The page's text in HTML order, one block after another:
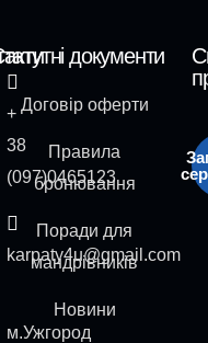
+
38
(097)0465123
karpaty4u@gmail.com
м.Ужгород
документи
Договір оферти
Правила
бронювання
Поради для
мандрівників
Новини